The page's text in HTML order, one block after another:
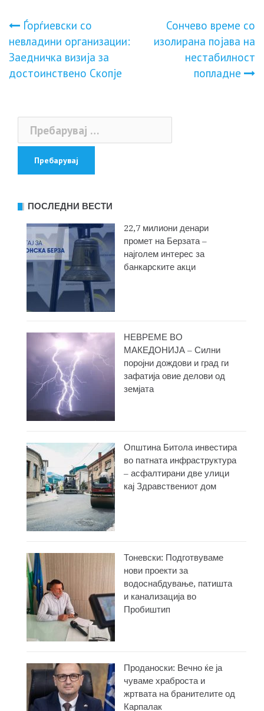
Навигација
на
напис
Ѓорѓиевски со
невладини организации:
Заедничка визија за
достоинствено Скопје
Сончево време со
изолирана појава на
нестабилност
попладне
Пребарувај
за:
ПОСЛЕДНИ ВЕСТИ
22,7 милиони денари
промет на Берзата –
најголем интерес за
банкарските акци
НЕВРЕМЕ ВО
МАКЕДОНИЈА – Силни
поројни дождови и град ги
зафатија овие делови од
земјата
Општина Битола инвестира
во патната инфраструктура
– асфалтирани две улици
кај Здравствениот дом
Тоневски: Подготвуваме
нови проекти за
водоснабдување, патишта
и канализација во
Пробиштип
Проданоски: Вечно ќе ја
чуваме храброста и
жртвата на бранителите од
Карпалак